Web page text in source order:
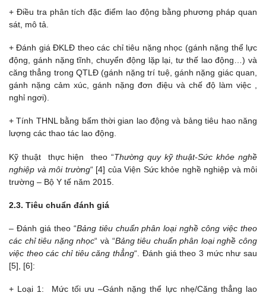
+ Điều tra phân tích đặc điểm lao động bằng phương pháp quan
sát, mô tả.
+ Đánh giá ĐKLĐ theo các chỉ tiêu nặng nhọc (gánh nặng thể lực
động, gánh nặng tĩnh, chuyển động lặp lại, tư thế lao động…) và
căng thẳng trong QTLĐ (gánh nặng trí tuệ, gánh nặng giác quan,
gánh nặng cảm xúc, gánh nặng đơn điệu và chế độ làm việc ,
nghỉ ngơi).
+ Tính THNL bằng bấm thời gian lao động và bảng tiêu hao năng
lượng các thao tác lao động.
Kỹ thuật thực hiện theo “Thường quy kỹ thuật-Sức khỏe nghề
nghiệp và môi trường“ [4] của Viện Sức khỏe nghề nghiệp và môi
trường – Bộ Y tế năm 2015.
2.3. Tiêu chuẩn đánh giá
– Đánh giá theo “Bảng tiêu chuẩn phân loại nghề công việc theo
các chỉ tiêu nặng nhọc“ và “Bảng tiêu chuẩn phân loại nghề công
việc theo các chỉ tiêu căng thẳng“. Đánh giá theo 3 mức như sau
[5], [6]:
+ Loại 1: Mức tối ưu –Gánh nặng thể lực nhẹ/Căng thẳng lao